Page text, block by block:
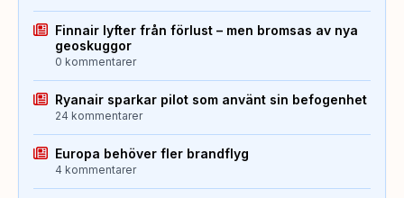
Finnair lyfter från förlust – men bromsas av nya
geoskuggor
0 kommentarer
Ryanair sparkar pilot som använt sin befogenhet
24 kommentarer
Europa behöver fler brandflyg
4 kommentarer